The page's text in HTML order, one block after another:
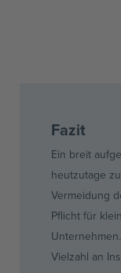
Fazit
Ein breit
heutzutage
Vermeidung
Pflicht für
Vielzahl an